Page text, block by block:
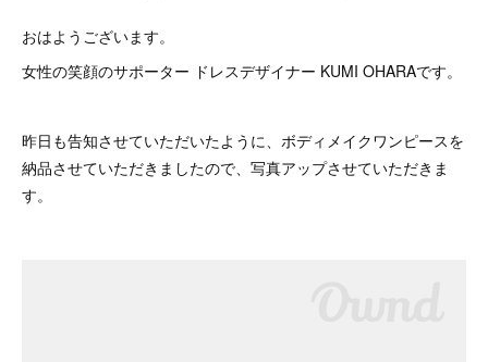
おはようございます。
女性の笑顔のサポーター ドレスデザイナー KUMI OHARAです。
昨日も告知させていただいたように、ボディメイクワンピースを
納品させていただきましたので、写真アップさせていただきま
す。